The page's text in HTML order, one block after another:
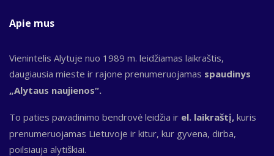
Apie mus
Vienintelis Alytuje nuo 1989 m. leidžiamas laikraštis,
daugiausia mieste ir rajone prenumeruojamas spaudinys
„Alytaus naujienos“.
To paties pavadinimo bendrovė leidžia ir el. laikraštį, kuris
prenumeruojamas Lietuvoje ir kitur, kur gyvena, dirba,
poilsiauja alytiškiai.